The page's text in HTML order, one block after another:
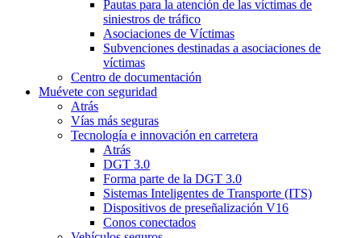
Pautas para la atención de las víctimas de
siniestros de tráfico
Asociaciones de Víctimas
Subvenciones destinadas a asociaciones de
víctimas
Centro de documentación
Muévete con seguridad
Atrás
Vías más seguras
Tecnología e innovación en carretera
Atrás
DGT 3.0
Forma parte de la DGT 3.0
Sistemas Inteligentes de Transporte (ITS)
Dispositivos de preseñalización V16
Conos conectados